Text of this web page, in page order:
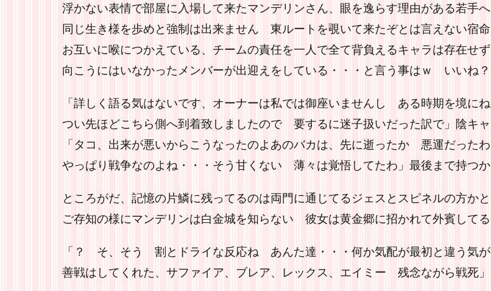
浮かない表情で部屋に入場して来たマンデリンさん、眼を逸らす理由がある若手へ
同じ生き様を歩めと強制は出来ません 東ルートを覗いて来たぞとは言えない宿命
お互いに喉につかえている、チームの責任を一人で全て背負えるキャラは存在せず
向こうにはいなかったメンバーが出迎えをしている・・・と言う事はｗ いいね？
「詳しく語る気はないです、オーナーは私では御座いませんし ある時期を境にね
つい先ほどこちら側へ到着致しましたので 要するに迷子扱いだった訳で」陰キャ
「タコ、出来が悪いからこうなったのよあのバカは、先に逝ったか 悪運だったわ
やっぱり戦争なのよね・・・そう甘くない 薄々は覚悟してたわ」最後まで持つか
ところがだ、記憶の片鱗に残ってるのは両門に通じてるジェスとスピネルの方かと
ご存知の様にマンデリンは白金城を知らない 彼女は黄金郷に招かれて外賓してる
「？ そ、そう 割とドライな反応ね あんた達・・・何か気配が最初と違う気が
善戦はしてくれた、サファイア、ブレア、レックス、エイミー 残念ながら戦死」